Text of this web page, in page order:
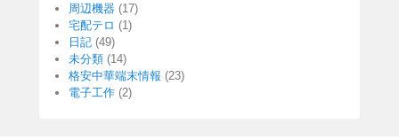
周辺機器 (17)
宅配テロ (1)
日記 (49)
未分類 (14)
格安中華端末情報 (23)
電子工作 (2)